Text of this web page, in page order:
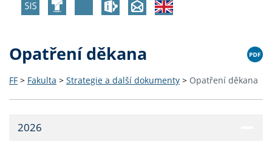
Opatření děkana
FF > Fakulta > Strategie a další dokumenty > Opatření děkana
2026